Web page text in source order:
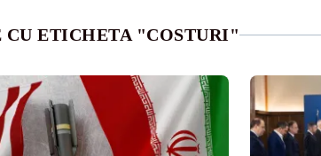
CU ETICHETA "COSTURI"